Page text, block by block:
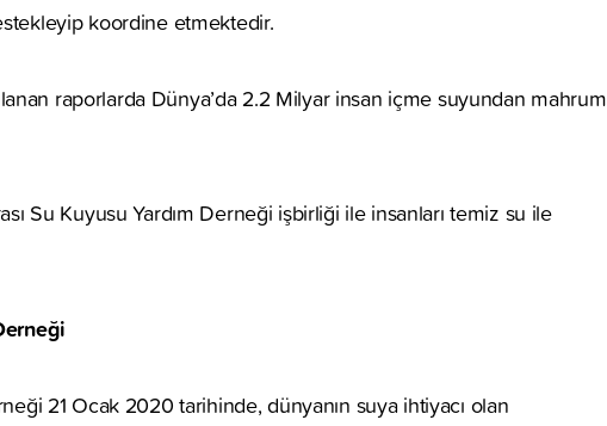
koordine etmektedir.
raporlarda Dünya’da 2.2 Milyar insan içme suyundan mahrum
Su Kuyusu Yardım Derneği işbirliği ile insanları temiz su ile
21 Ocak 2020 tarihinde, dünyanın suya ihtiyacı olan